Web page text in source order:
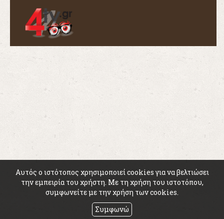
Αυτός ο ιστότοπος χρησιμοποιεί cookies για να βελτιώσει
την εμπειρία του χρήστη. Με τη χρήση του ιστοτόπου,
συμφωνείτε με την χρήση των cookies.
Συμφωνώ